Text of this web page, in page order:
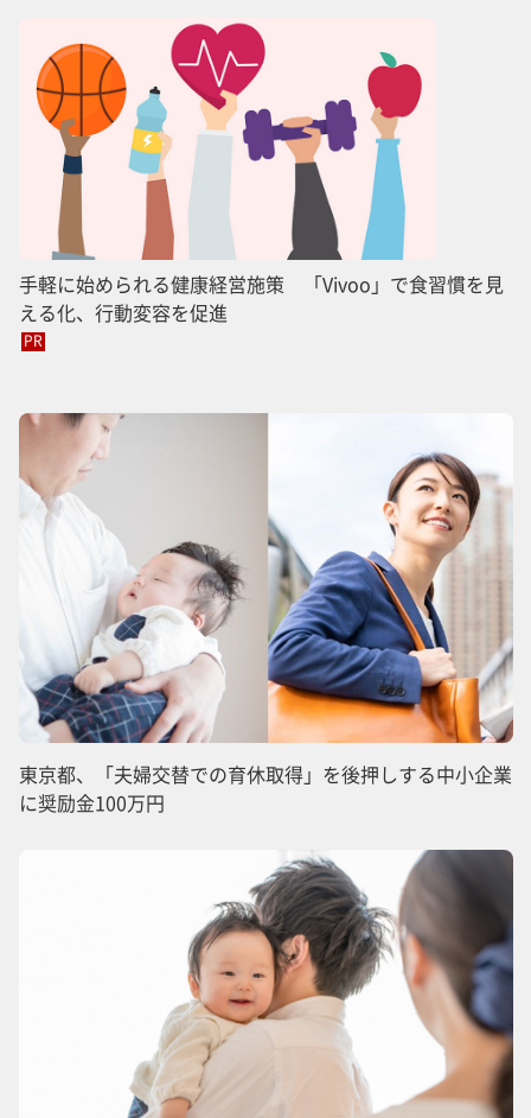
手軽に始められる健康経営施策 「Vivoo」で食習慣を見
える化、行動変容を促進
PR
東京都、「夫婦交替での育休取得」を後押しする中小企業
に奨励金100万円